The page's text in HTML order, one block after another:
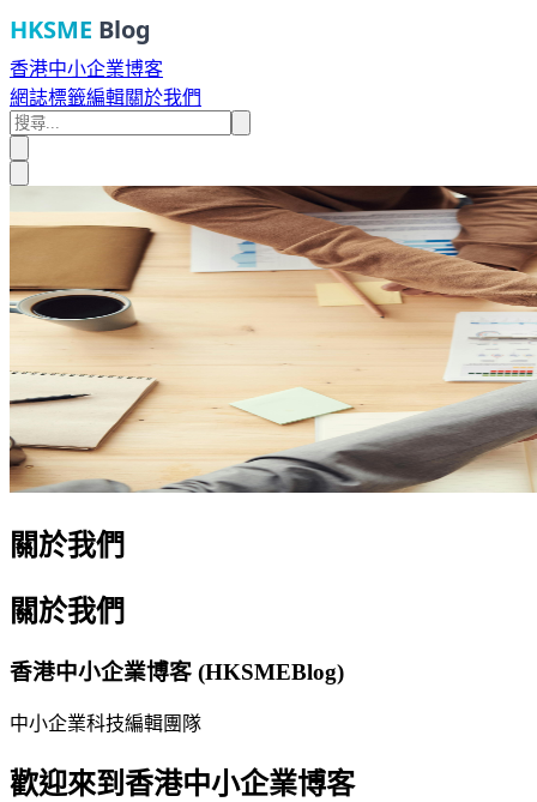
HKSME Blog
香港中小企業博客
網誌標籤編輯關於我們
關於我們
關於我們
香港中小企業博客 (HKSMEBlog)
中小企業科技編輯團隊
歡迎來到香港中小企業博客